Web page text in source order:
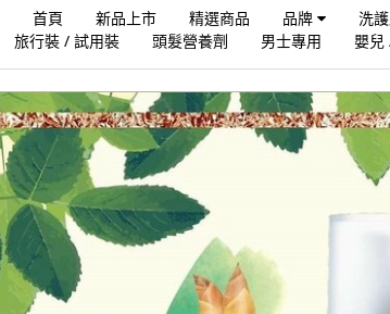
首頁 新品上市 精選商品 品牌 洗
旅行裝 / 試用裝 頭髮營養劑 男士專用 嬰兒